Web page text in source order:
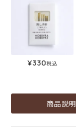
¥330税込
商品説明